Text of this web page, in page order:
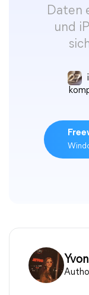
Daten
und